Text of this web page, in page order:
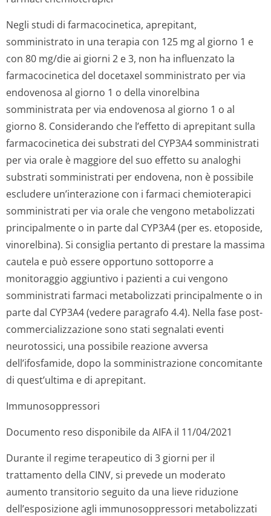
Negli studi di farmacocinetica, aprepitant,
somministrato in una terapia con 125 mg al giorno 1 e
con 80 mg/die ai giorni 2 e 3, non ha influenzato la
farmacocinetica del docetaxel somministrato per via
endovenosa al giorno 1 o della vinorelbina
somministrata per via endovenosa al giorno 1 o al
giorno 8. Considerando che l’effetto di aprepitant sulla
farmacocinetica dei substrati del CYP3A4 somministrati
per via orale è maggiore del suo effetto su analoghi
substrati somministrati per endovena, non è possibile
escludere un’interazione con i farmaci chemioterapici
somministrati per via orale che vengono metabolizzati
principalmente o in parte dal CYP3A4 (per es. etoposide,
vinorelbina). Si consiglia pertanto di prestare la massima
cautela e può essere opportuno sottoporre a
monitoraggio aggiuntivo i pazienti a cui vengono
somministrati farmaci metabolizzati principalmente o in
parte dal CYP3A4 (vedere paragrafo 4.4). Nella fase post-
commercializzazione sono stati segnalati eventi
neurotossici, una possibile reazione avversa
dell’ifosfamide, dopo la somministrazione concomitante
di quest’ultima e di aprepitant.
Immunosoppressori
Documento reso disponibile da AIFA il 11/04/2021
Durante il regime terapeutico di 3 giorni per il
trattamento della CINV, si prevede un moderato
aumento transitorio seguito da una lieve riduzione
dell’esposizione agli immunosoppressori metabolizzati